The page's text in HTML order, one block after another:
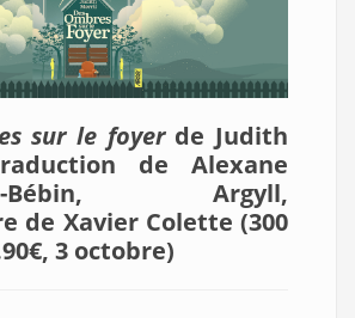
sur le foyerde Judith
de Alexane
Bébin,
Argyll,
de Xavier Colette (300
3 octobre)